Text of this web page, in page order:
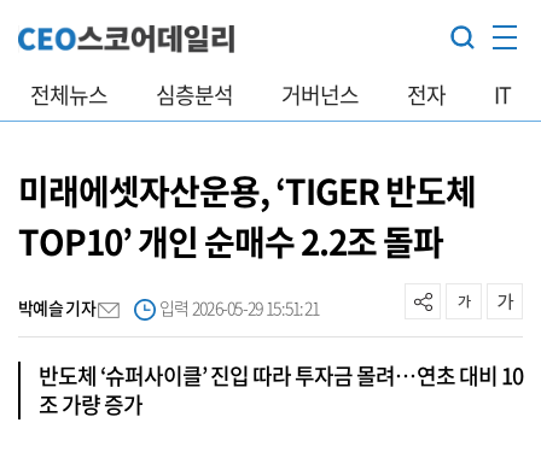
전체뉴스 심층분석 거버넌스 전자 IT
미래에셋자산운용, ‘TIGER 반도체
TOP10’ 개인 순매수 2.2조 돌파
박예슬 기자 입력 2026-05-29 15:51:21
반도체 ‘슈퍼사이클’ 진입 따라 투자금 몰려…연초 대비 10
조 가량 증가